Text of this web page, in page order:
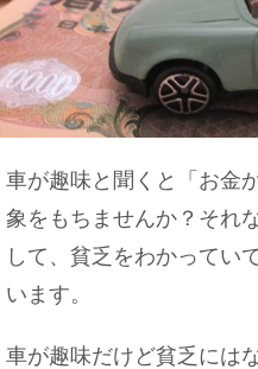
車が趣味と聞くと「お金
象をもちませんか？それ
して、貧乏をわかってい
います。
車が趣味だけど貧乏には